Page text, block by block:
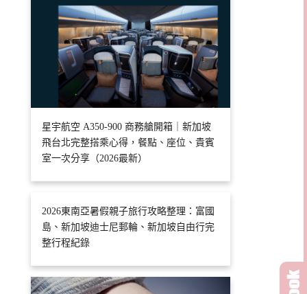
星宇航空 A350-900 商務艙開箱｜新加坡
飛台北完整搭乘心得，餐點、座位、貴賓
室一次分享（2026最新）
2026東南亞暑假親子旅行攻略整理：富國
島、新加坡迪士尼郵輪、新加坡自由行完
整行程紀錄